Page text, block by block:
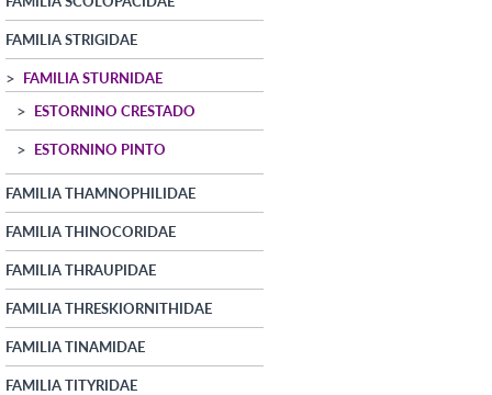
FAMILIA STRIGIDAE
FAMILIA STURNIDAE
ESTORNINO CRESTADO
ESTORNINO PINTO
FAMILIA THAMNOPHILIDAE
FAMILIA THINOCORIDAE
FAMILIA THRAUPIDAE
FAMILIA THRESKIORNITHIDAE
FAMILIA TINAMIDAE
FAMILIA TITYRIDAE